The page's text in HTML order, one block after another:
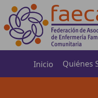
Inicio Quiénes